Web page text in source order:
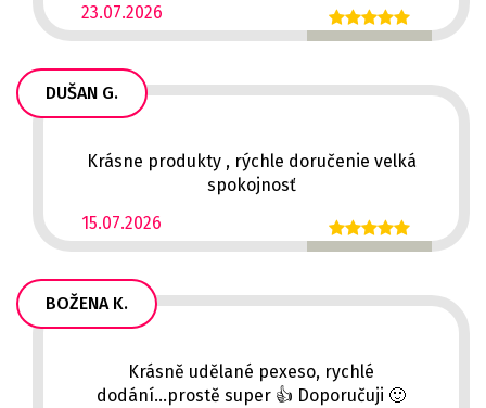
23.07.2026
DUŠAN G.
15.07.2026
Krásne produkty , rýchle doručenie velká
spokojnosť
BOŽENA K.
Krásně udělané pexeso, rychlé
dodání...prostě super 👍 Doporučuji 🙂